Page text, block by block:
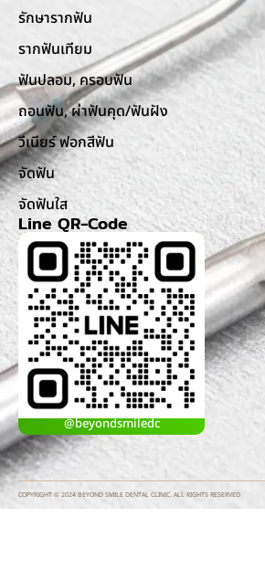
รักษารากฟัน
รากฟันเทียม
ฟันปลอม, ครอบฟัน
ถอนฟัน, ผ่าฟันคุด/ฟันฝัง
วีเนียร์ ฟอกสีฟัน
จัดฟัน
จัดฟันใส
Line QR-Code
@beyondsmiledc
COPYRIGHT © 2024 BEYOND SMILE DENTAL CLINIC. ALL RIGHTS RESERVED